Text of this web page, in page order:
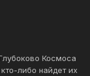
Космоса
либо найдет их